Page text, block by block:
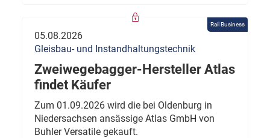
Rail Business
05.08.2026
Gleisbau- und Instandhaltungstechnik
Zweiwegebagger-Hersteller Atlas
findet Käufer
Zum 01.09.2026 wird die bei Oldenburg in
Niedersachsen ansässige Atlas GmbH von
Buhler Versatile gekauft.